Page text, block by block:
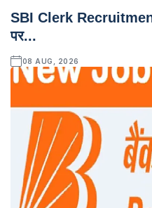
SBI Clerk
पर...
08 AUG, 2026